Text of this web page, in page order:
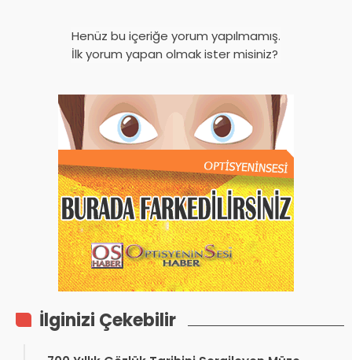
Henüz bu içeriğe yorum yapılmamış.
İlk yorum yapan olmak ister misiniz?
İlginizi Çekebilir